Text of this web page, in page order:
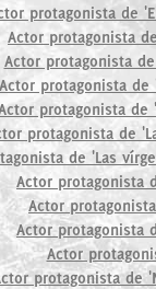
protagonista de
Actor protagonista
Actor protagonista
Actor protagonista
protagonista de
protagonista de
de 'Las
Actor protagonista
Actor
Actor protagonista
Actor
protagonista de